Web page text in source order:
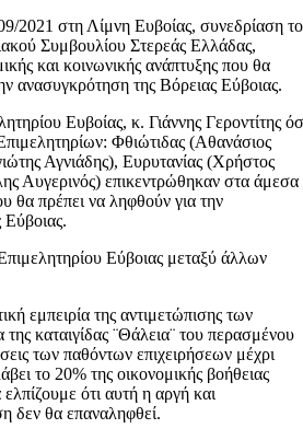
2021 στη Λίμνη Ευβοίας, συνεδρίαση
Συμβουλίου Στερεάς Ελλάδας,
και κοινωνικής ανάπτυξης που θα
ανασυγκρότηση της Βόρειας Εύβοιας.
Ευβοίας, κ. Γιάννης Γεροντίτης
Φθιώτιδας (Αθανάσιος
Αγνιάδης), Ευρυτανίας (Χρήστος
Αυγερινός) επικεντρώθηκαν στα άμεσα
θα πρέπει να ληφθούν για την
Εύβοιας μεταξύ άλλων
εμπειρία της αντιμετώπισης των
καταιγίδας ¨Θάλεια¨ του περασμένου
των παθόντων επιχειρήσεων μέχρι
το 20% της οικονομικής βοήθειας
ότι αυτή η αργή και
δεν θα επαναληφθεί.